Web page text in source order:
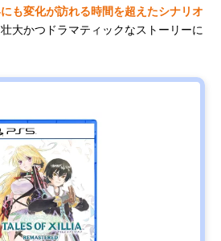
も変化が訪れる時間を超えたシナリオ
大かつドラマティックなストーリーに